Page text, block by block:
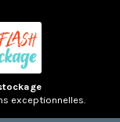
exceptionnelles.